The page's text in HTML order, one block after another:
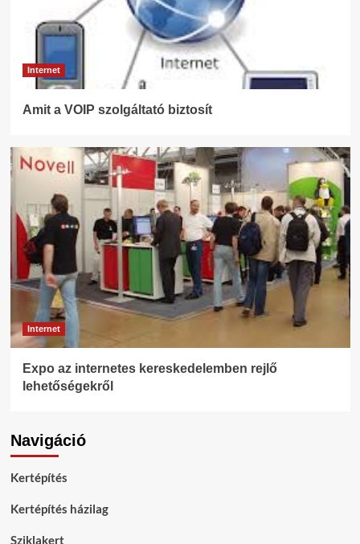
Internet
Amit a VOIP szolgáltató biztosít
Internet
Expo az internetes kereskedelemben rejlő
lehetőségekről
Navigáció
Kertépítés
Kertépítés házilag
Sziklakert